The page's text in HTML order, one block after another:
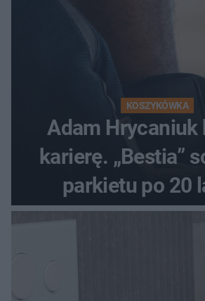
KOSZYKÓWKA
Adam Hrycaniuk
karierę. „Bestia”
parkietu po 20